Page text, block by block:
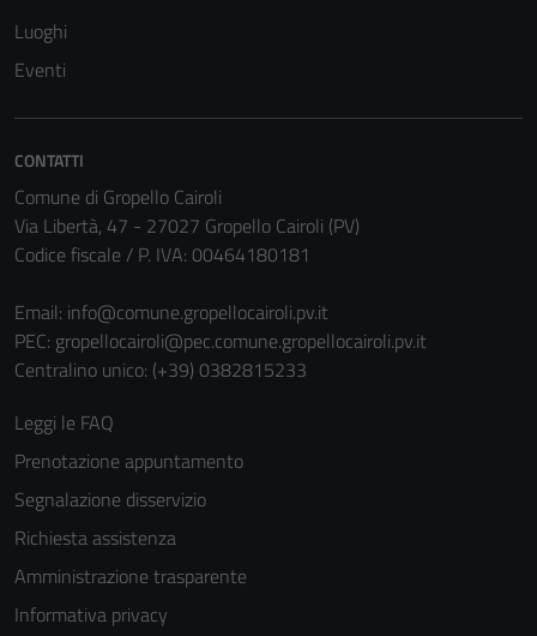
Luoghi
Eventi
CONTATTI
Comune di Gropello Cairoli
Via Libertà, 47 - 27027 Gropello Cairoli (PV)
Codice fiscale / P. IVA: 00464180181
Email: info@comune.gropellocairoli.pv.it
PEC: gropellocairoli@pec.comune.gropellocairoli.pv.it
Centralino unico: (+39) 0382815233
Leggi le FAQ
Prenotazione appuntamento
Segnalazione disservizio
Richiesta assistenza
Amministrazione trasparente
Informativa privacy